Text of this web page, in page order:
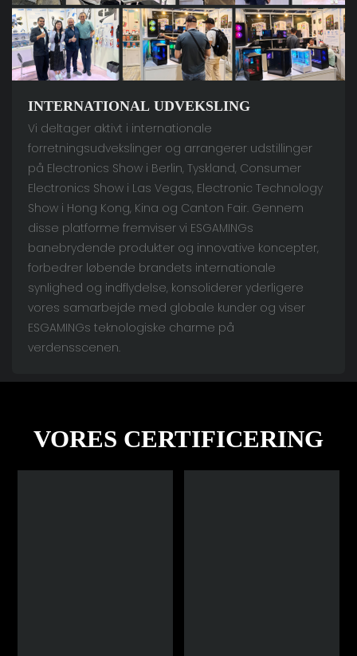
INTERNATIONAL UDVEKSLING
Vi deltager aktivt i internationale
forretningsudvekslinger og arrangerer udstillinger
på Electronics Show i Berlin, Tyskland, Consumer
Electronics Show i Las Vegas, Electronic Technology
Show i Hong Kong, Kina og Canton Fair. Gennem
disse platforme fremviser vi ESGAMINGs
banebrydende produkter og innovative koncepter,
forbedrer løbende brandets internationale
synlighed og indflydelse, konsoliderer yderligere
vores samarbejde med globale kunder og viser
ESGAMINGs teknologiske charme på
verdensscenen.
VORES CERTIFICERING